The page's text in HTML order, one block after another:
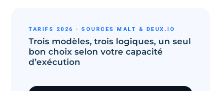
TARIFS 2026 · SOURCES MALT & DEUX.IO
Trois modèles, trois logiques, un seul
bon choix selon votre capacité
d’exécution